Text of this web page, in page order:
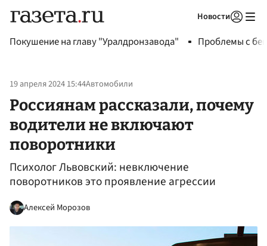
Новости
Покушение на главу "Уралдронзавода" Проблемы с
19 апреля 2024 15:44Автомобили
Россиянам рассказали, почему
водители не включают
поворотники
Психолог Львовский: невключение
поворотников это проявление агрессии
Алексей Морозов